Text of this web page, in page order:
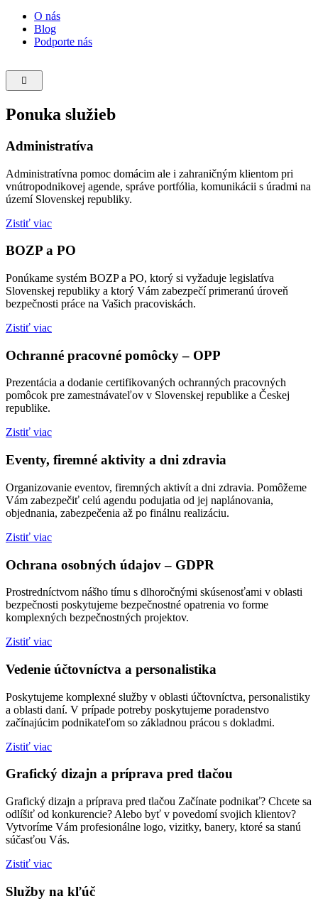
O nás
Blog
Podporte nás
Hamburger
Toggle
Ponuka služieb
Administratíva
Administratívna pomoc domácim ale i zahraničným klientom pri
vnútropodnikovej agende, správe portfólia, komunikácii s úradmi na
území Slovenskej republiky.
Zistiť viac
BOZP a PO
Ponúkame systém BOZP a PO, ktorý si vyžaduje legislatíva
Slovenskej republiky a ktorý Vám zabezpečí primeranú úroveň
bezpečnosti práce na Vašich pracoviskách.
Zistiť viac
Ochranné pracovné pomôcky – OPP
Prezentácia a dodanie certifikovaných ochranných pracovných
pomôcok pre zamestnávateľov v Slovenskej republike a Českej
republike.
Zistiť viac
Eventy, firemné aktivity a dni zdravia
Organizovanie eventov, firemných aktivít a dni zdravia. Pomôžeme
Vám zabezpečiť celú agendu podujatia od jej naplánovania,
objednania, zabezpečenia až po finálnu realizáciu.
Zistiť viac
Ochrana osobných údajov – GDPR
Prostredníctvom nášho tímu s dlhoročnými skúsenosťami v oblasti
bezpečnosti poskytujeme bezpečnostné opatrenia vo forme
komplexných bezpečnostných projektov.
Zistiť viac
Vedenie účtovníctva a personalistika
Poskytujeme komplexné služby v oblasti účtovníctva, personalistiky
a oblasti daní. V prípade potreby poskytujeme poradenstvo
začínajúcim podnikateľom so základnou prácou s dokladmi.
Zistiť viac
Grafický dizajn a príprava pred tlačou
Grafický dizajn a príprava pred tlačou Začínate podnikať? Chcete sa
odlíšiť od konkurencie? Alebo byť v povedomí svojich klientov?
Vytvoríme Vám profesionálne logo, vizitky, banery, ktoré sa stanú
súčasťou Vás.
Zistiť viac
Služby na kľúč